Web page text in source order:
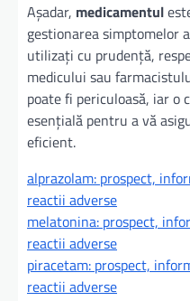
Așadar, medicamentul
gestionarea simptomelor
utilizați cu prudență,
medicului sau
poate fi periculoasă, iar o
esențială pentru a vă
eficient.
alprazolam: prospect,
reactii adverse
melatonina: prospect,
reactii adverse
piracetam: prospect,
reactii adverse